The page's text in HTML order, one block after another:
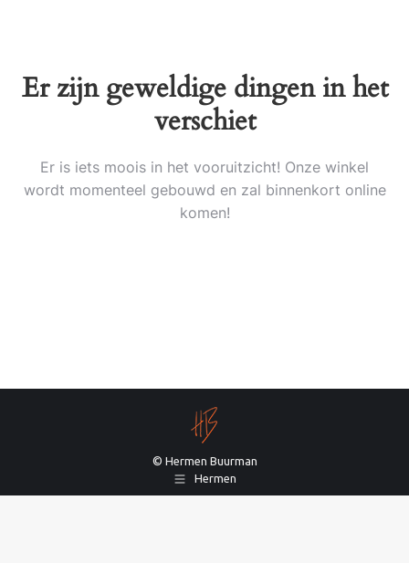
Er zijn geweldige dingen in het
verschiet
Er is iets moois in het vooruitzicht! Onze winkel
wordt momenteel gebouwd en zal binnenkort online
komen!
© Hermen Buurman
Hermen